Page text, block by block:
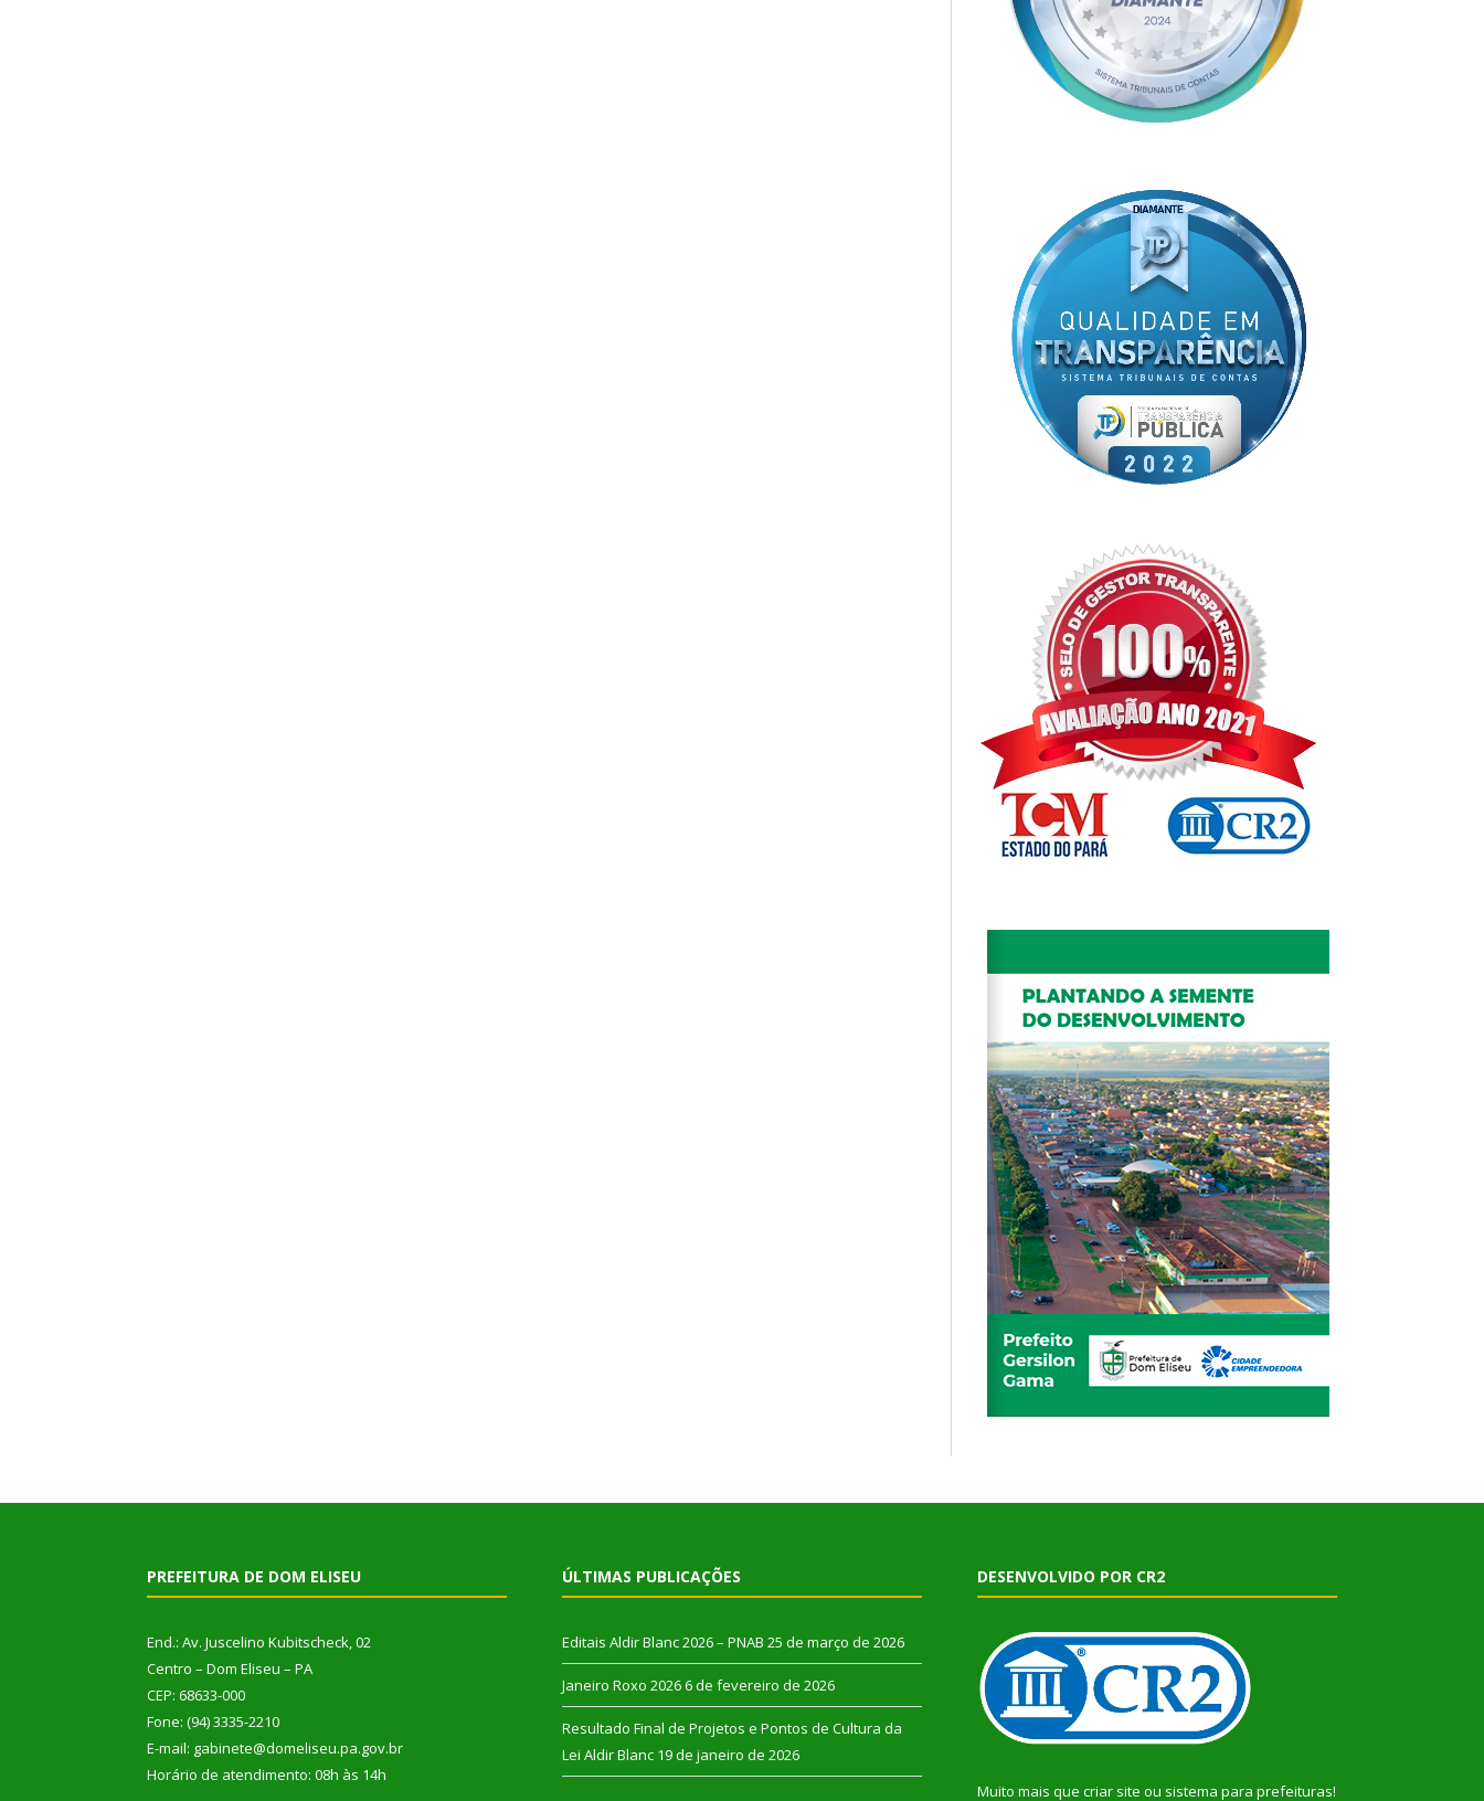
PREFEITURA DE DOM ELISEU
End.: Av. Juscelino Kubitscheck, 02
Centro – Dom Eliseu – PA
CEP: 68633-000
Fone: (94) 3335-2210
E-mail: gabinete@domeliseu.pa.gov.br
Horário de atendimento: 08h às 14h
ÚLTIMAS PUBLICAÇÕES
Editais Aldir Blanc 2026 – PNAB 25 de março de 2026
Janeiro Roxo 2026 6 de fevereiro de 2026
Resultado Final de Projetos e Pontos de Cultura da
Lei Aldir Blanc 19 de janeiro de 2026
DESENVOLVIDO POR CR2
Muito mais que criar site ou sistema para prefeituras!